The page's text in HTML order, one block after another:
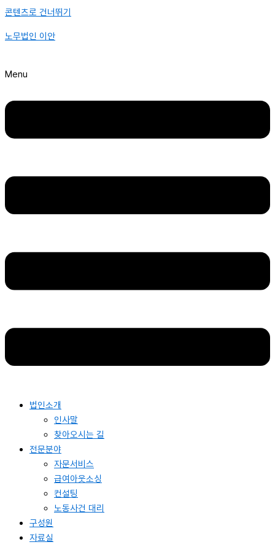
콘텐츠로 건너뛰기
노무법인 이안
Menu
법인소개
인사말
찾아오시는 길
전문분야
자문서비스
급여아웃소싱
컨설팅
노동사건 대리
구성원
자료실